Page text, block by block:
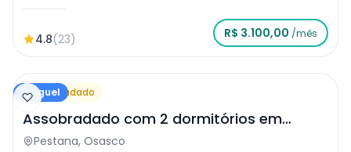
4.8(23) R$ 3.100,00 /mês
Aluguel
Assobradado
Assobradado com 2 dormitórios em
Osasco
Pestana, Osasco